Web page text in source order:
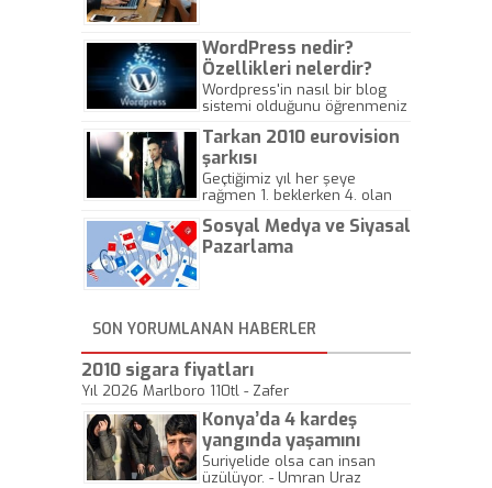
WordPress nedir?
Özellikleri nelerdir?
Wordpress'in nasıl bir blog
sistemi olduğunu öğrenmeniz
Tarkan 2010 eurovision
şarkısı
Geçtiğimiz yıl her şeye
rağmen 1. beklerken 4. olan
gösterisinin bu yarışmada
önemli olmadığını anlamıştır.
Sosyal Medya ve Siyasal
Pazarlama
SON YORUMLANAN HABERLER
2010 sigara fiyatları
Yıl 2026 Marlboro 110tl - Zafer
Konya’da 4 kardeş
yangında yaşamını
yitirdi
Suriyelide olsa can insan
üzülüyor. - Umran Uraz